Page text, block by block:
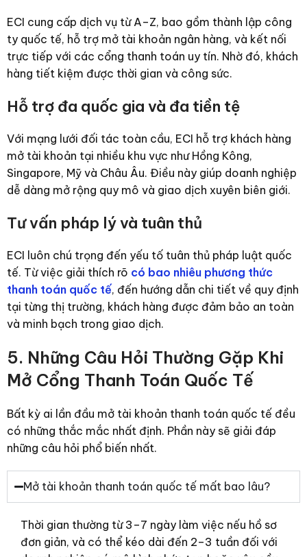
ECI cung cấp dịch vụ từ A–Z, bao gồm thành lập công
ty quốc tế, hỗ trợ mở tài khoản ngân hàng, và kết nối
trực tiếp với các cổng thanh toán uy tín. Nhờ đó, khách
hàng tiết kiệm được thời gian và công sức.
Hỗ trợ đa quốc gia và đa tiền tệ
Với mạng lưới đối tác toàn cầu, ECI hỗ trợ khách hàng
mở tài khoản tại nhiều khu vực như Hồng Kông,
Singapore, Mỹ và Châu Âu. Điều này giúp doanh nghiệp
dễ dàng mở rộng quy mô và giao dịch xuyên biên giới.
Tư vấn pháp lý và tuân thủ
ECI luôn chú trọng đến yếu tố tuân thủ pháp luật quốc
tế. Từ việc giải thích rõ có bao nhiêu phương thức
thanh toán quốc tế, đến hướng dẫn chi tiết về quy định
tại từng thị trường, khách hàng được đảm bảo an toàn
và minh bạch trong giao dịch.
5. Những Câu Hỏi Thường Gặp Khi
Mở Cổng Thanh Toán Quốc Tế
Bất kỳ ai lần đầu mở tài khoản thanh toán quốc tế đều
có những thắc mắc nhất định. Phần này sẽ giải đáp
những câu hỏi phổ biến nhất.
Mở tài khoản thanh toán quốc tế mất bao lâu?
Thời gian thường từ 3–7 ngày làm việc nếu hồ sơ
đơn giản, và có thể kéo dài đến 2–3 tuần đối với